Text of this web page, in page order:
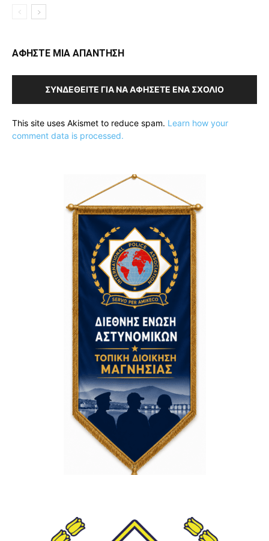
ΑΦΗΣΤΕ ΜΙΑ ΑΠΑΝΤΗΣΗ
ΣΥΝΔΕΘΕΊΤΕ ΓΙΑ ΝΑ ΑΦΉΣΕΤΕ ΈΝΑ ΣΧΌΛΙΟ
This site uses Akismet to reduce spam. Learn how your
comment data is processed.